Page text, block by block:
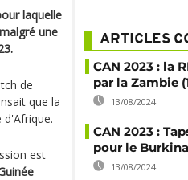
laquelle
une
de
que la
d'Afrique.
est
ARTICLES
CAN 2023 : la
par la Zambie
13/08/2024
CAN 2023 :
pour le Burkina
13/08/2024